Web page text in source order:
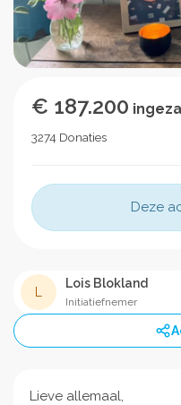
€ 187.200
3274 Donaties
Deze
Lois Blokland
Initiatiefnemer
Lieve allemaal,